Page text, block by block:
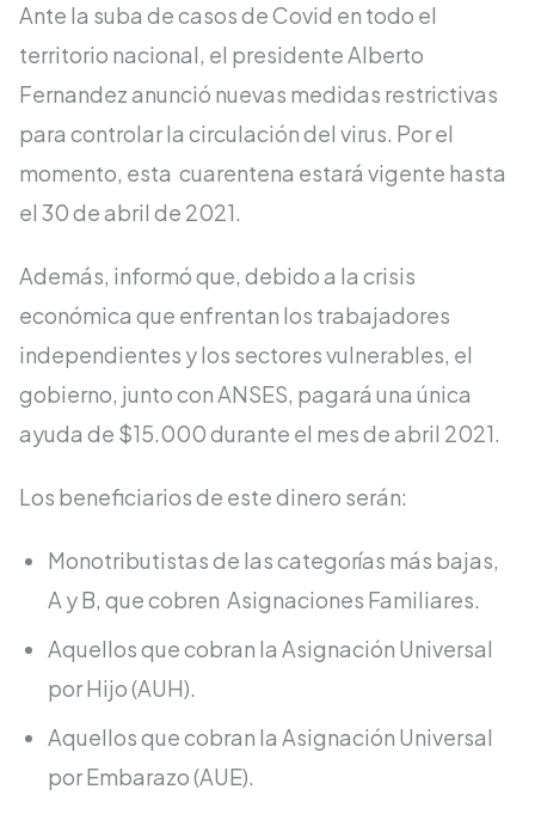
Ante la suba de casos de Covid en todo el
territorio nacional, el presidente Alberto
Fernandez anunció nuevas medidas restrictivas
para controlar la circulación del virus. Por el
momento, esta cuarentena estará vigente hasta
el 30 de abril de 2021.
Además, informó que, debido a la crisis
económica que enfrentan los trabajadores
independientes y los sectores vulnerables, el
gobierno, junto con ANSES, pagará una única
ayuda de $15.000 durante el mes de abril 2021.
Los beneficiarios de este dinero serán:
Monotributistas de las categorías más bajas,
A y B, que cobren Asignaciones Familiares.
Aquellos que cobran la Asignación Universal
por Hijo (AUH).
Aquellos que cobran la Asignación Universal
por Embarazo (AUE).